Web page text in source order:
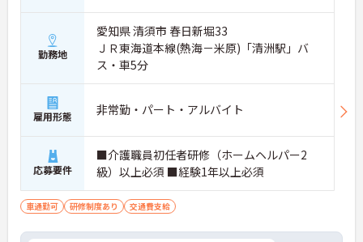
勤務地
愛知県 清須市 春日新堀33
ＪＲ東海道本線(熱海－米原)「清洲駅」バ
ス・車5分
雇用形態 非常勤・パート・アルバイト
応募要件
■介護職員初任者研修（ホームヘルパー2
級）以上必須 ■経験1年以上必須
車通勤可 研修制度あり 交通費支給